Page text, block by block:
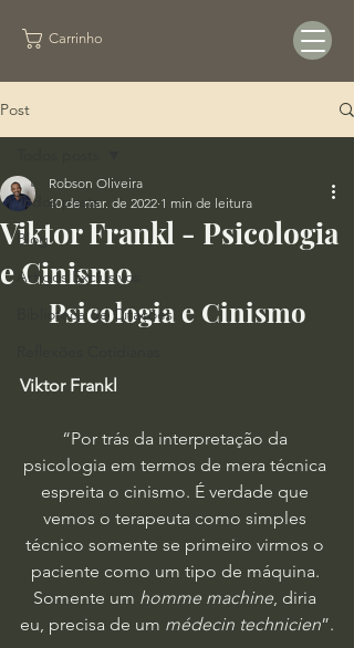
Carrinho
Post
Todos posts
Blog
Artigos Exclusivos
Biblioteca de Citações
Viktor Frankl - Psicologia
e Cinismo
Robson Oliveira
10 de mar. de 2022 1 min de leitura
Psicologia e Cinismo
Viktor Frankl
“Por trás da interpretação da
psicologia em termos de mera técnica
espreita o cinismo. É verdade que
vemos o terapeuta como simples
técnico somente se primeiro virmos o
paciente como um tipo de máquina.
Somente um homme machine, diria
eu, precisa de um médecin technicien”.